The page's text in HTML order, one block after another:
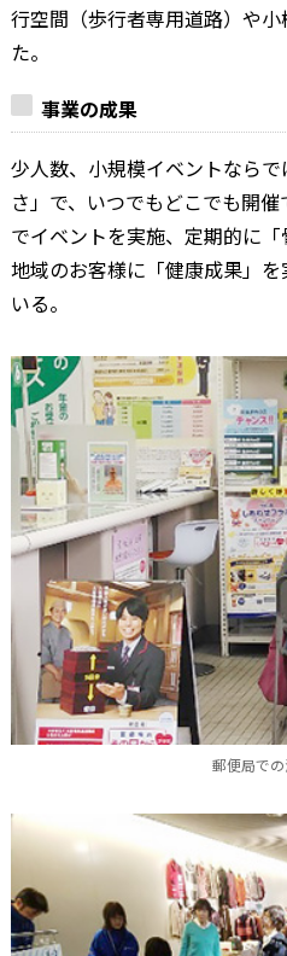
行空間（歩行者専用道路）や
た。
事業の成果
少人数、小規模イベントなら
さ」で、いつでもどこでも開
でイベントを実施、定期的に「
地域のお客様に「健康成果」
いる。
郵便局で